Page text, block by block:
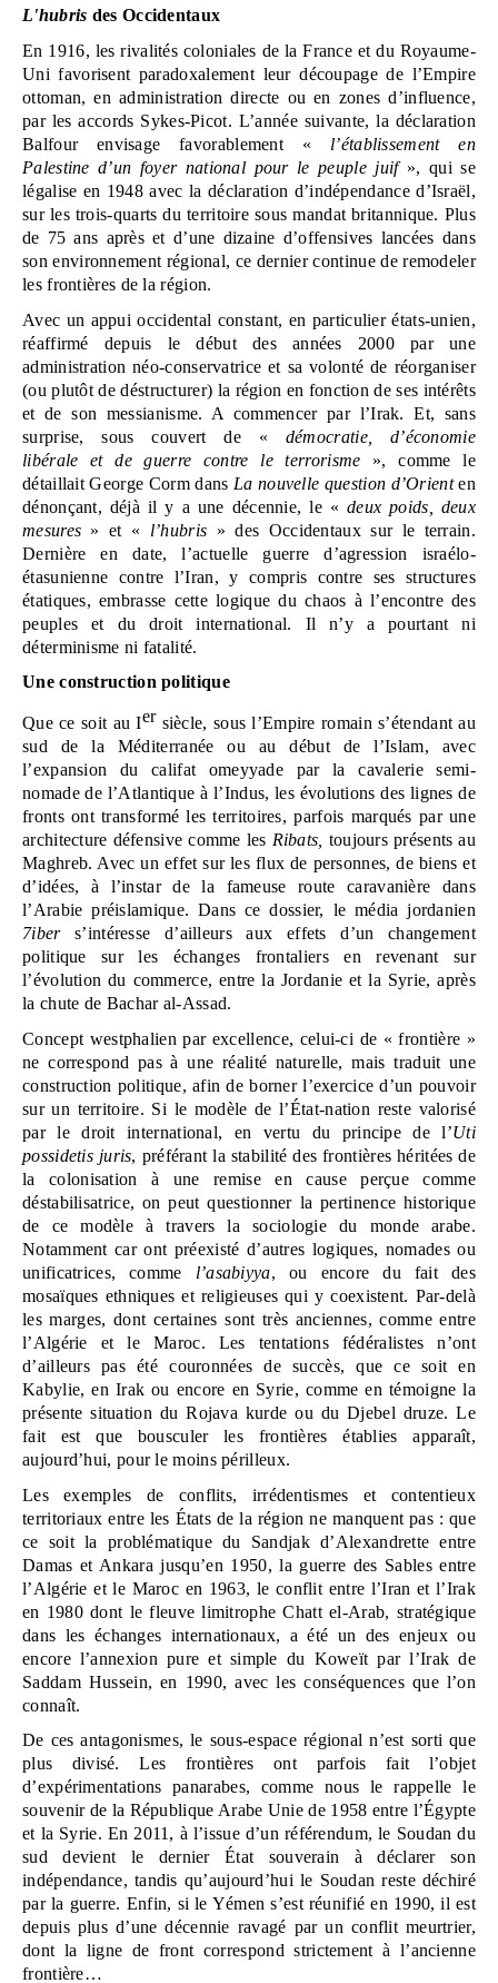
L'hubris des Occidentaux
En 1916, les rivalités coloniales de la France et du Royaume-
Uni favorisent paradoxalement leur découpage de l’Empire
ottoman, en administration directe ou en zones d’influence,
par les accords Sykes-Picot. L’année suivante, la déclaration
Balfour envisage favorablement « l’établissement en
Palestine d’un foyer national pour le peuple juif », qui se
légalise en 1948 avec la déclaration d’indépendance d’Israël,
sur les trois-quarts du territoire sous mandat britannique. Plus
de 75 ans après et d’une dizaine d’offensives lancées dans
son environnement régional, ce dernier continue de remodeler
les frontières de la région.
Avec un appui occidental constant, en particulier états-unien,
réaffirmé depuis le début des années 2000 par une
administration néo-conservatrice et sa volonté de réorganiser
(ou plutôt de déstructurer) la région en fonction de ses intérêts
et de son messianisme. A commencer par l’Irak. Et, sans
surprise, sous couvert de « démocratie, d’économie
libérale
et de guerre contre le terrorisme », comme le
détaillait George Corm dans La nouvelle question d’Orient en
dénonçant, déjà il y a une décennie, le « deux poids, deux
mesures » et « l’hubris » des Occidentaux sur le terrain.
Dernière en date, l’actuelle guerre d’agression israélo-
étasunienne contre l’Iran, y compris contre ses structures
étatiques, embrasse cette logique du chaos à l’encontre des
peuples et du droit international. Il n’y a pourtant ni
déterminisme ni fatalité.
Une construction politique
Que ce soit au Ier siècle, sous l’Empire romain s’étendant au
sud de la Méditerranée ou au début de l’Islam, avec
l’expansion du califat omeyyade par la cavalerie semi-
nomade de l’Atlantique à l’Indus, les évolutions des lignes de
fronts ont transformé les territoires, parfois marqués par une
architecture défensive comme les Ribats, toujours présents au
Maghreb. Avec un effet sur les flux de personnes, de biens et
d’idées, à l’instar de la fameuse route caravanière dans
7iber s’intéresse d’ailleurs aux effets d’un changement
politique sur les échanges frontaliers en revenant sur
l’évolution du commerce, entre la Jordanie et la Syrie, après
la chute de Bachar al-Assad.
Concept westphalien par excellence, celui-ci de « frontière »
ne correspond pas à une réalité naturelle, mais traduit une
construction politique, afin de borner l’exercice d’un pouvoir
sur un territoire. Si le modèle de l’État-nation reste valorisé
par le droit international, en vertu du principe de l’Uti
possidetis juris, préférant la stabilité des frontières héritées de
la colonisation à une remise en cause perçue comme
déstabilisatrice, on peut questionner la pertinence historique
de ce modèle à travers la sociologie du monde arabe.
Notamment car ont préexisté d’autres logiques, nomades ou
unificatrices, comme l’asabiyya, ou encore du fait des
mosaïques ethniques et religieuses qui y coexistent. Par-delà
les marges, dont certaines sont très anciennes, comme entre
l’Algérie et le Maroc. Les tentations fédéralistes n’ont
d’ailleurs pas été couronnées de succès, que ce soit en
Kabylie, en Irak ou encore en Syrie, comme en témoigne la
présente situation du Rojava kurde ou du Djebel druze. Le
fait est que bousculer les frontières établies apparaît,
aujourd’hui, pour le moins périlleux.
Les exemples de conflits, irrédentismes et contentieux
territoriaux entre les États de la région ne manquent pas : que
ce soit la problématique du Sandjak d’Alexandrette entre
Damas et Ankara jusqu’en 1950, la guerre des Sables entre
l’Algérie et le Maroc en 1963, le conflit entre l’Iran et l’Irak
en 1980 dont le fleuve limitrophe Chatt el-Arab, stratégique
dans les échanges internationaux, a été un des enjeux ou
encore l’annexion pure et simple du Koweït par l’Irak de
Saddam Hussein, en 1990, avec les conséquences que l’on
connaît.
De ces antagonismes, le sous-espace régional n’est sorti que
plus divisé. Les frontières ont parfois fait l’objet
d’expérimentations panarabes, comme nous le rappelle le
souvenir de la République Arabe Unie de 1958 entre l’Égypte
et la Syrie. En 2011, à l’issue d’un référendum, le Soudan du
sud devient le dernier État souverain à déclarer son
indépendance, tandis qu’aujourd’hui le Soudan reste déchiré
par la guerre. Enfin, si le Yémen s’est réunifié en 1990, il est
depuis plus d’une décennie ravagé par un conflit meurtrier,
dont la ligne de front correspond strictement à l’ancienne
frontière…